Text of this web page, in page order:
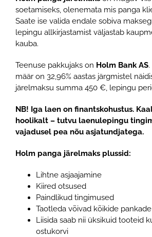
soetamiseks, olenemata mis panga
Saate ise valida endale sobiva
lepingu allkirjastamist väljastab
kauba.
Teenuse pakkujaks on Holm Bank AS
määr on 32,96% aastas järgmistel
järelmaksu summa 450 €, lepingu
NB! Iga laen on finantskohustus.
hoolikalt – tutvu laenulepingu
vajadusel pea nõu asjatundjatega.
Holm panga järelmaks plussid:
Lihtne asjaajamine
Kiired otsused
Paindlikud tingimused
Taotleda võivad kõikide
Liisida saab nii üksikuid tooteid
ostukorvi